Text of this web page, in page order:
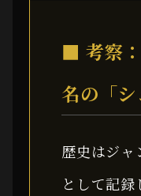
■ 考察
名の「シ
歴史はジャ
として記